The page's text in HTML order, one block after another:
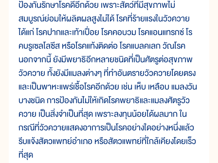
ป้องกันรักษาโรคดีอีกด้วย เพราะสัตว์ที่มีสุขภาพไม่
สมบูรณ์ย่อมให้ผลิตผลสูงไม่ได้ โรคที่ร้ายแรงในวัวควาย
ได้แก่ โรคปากและเท้าเปื่อย โรคคอบวม โรคแอนแทรกซ์ โร
คบรูเซลโลซีส หรือโรคแท้งติดต่อ โรคแบลคเลก วัณโรค
นอกจากนี้ ยังมีพยาธิอีกหลายชนิดที่เป็นศัตรูต่อสุขภาพ
วัวควาย ทั้งยังมีแมลงต่างๆ ที่ทำอันตรายวัวควายโดยตรง
และเป็นพาหะแพร่เชื้อโรคอีกด้วย เช่น เห็บ เหลือบ แมลงวัน
บางชนิด การป้องกันไม่ให้เกิดโรคพยาธิและแมลงศัตรูวัว
ควาย เป็นสิ่งจำเป็นที่สุด เพราะลงทุนน้อยได้ผลมาก ใน
กรณีที่วัวควายแสดงอาการเป็นโรคอย่างใดอย่างหนึ่งแล้ว
รีบแจ้งสัตวแพทย์อำเภอ หรือสัตวแพทย์ที่ใกล้เคียงโดยเร็ว
ที่สุด